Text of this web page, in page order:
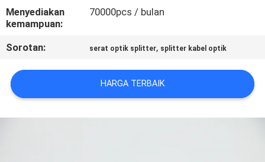
SITEMAP
PRIVACY
POLICY
Menyediakan
kemampuan:
70000pcs / bulan
Sorotan: serat optik splitter, splitter kabel optik
HARGA TERBAIK